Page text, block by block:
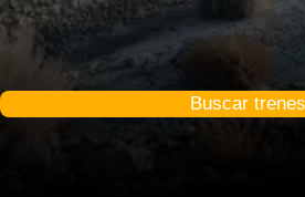
Buscar trenes